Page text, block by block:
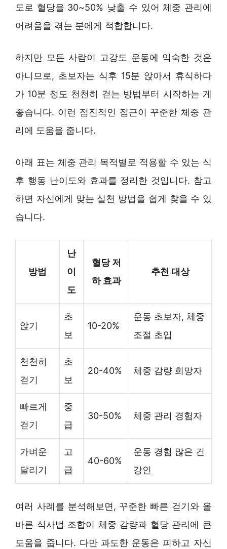
도로 혈당을 30~50% 낮출 수 있어 체중 관리에
어려움을 겪는 분에게 적합합니다.
하지만 모든 사람이 고강도 운동에 익숙한 것은
아니므로, 초보자는 식후 15분 앉아서 휴식하다
가 10분 정도 천천히 걷는 방법부터 시작하는 게
좋습니다. 이런 점진적인 접근이 꾸준한 체중 관
리에 도움을 줍니다.
아래 표는 체중 관리 목적별로 적용할 수 있는 식
후 행동 난이도와 효과를 정리한 것입니다. 참고
하면 자신에게 맞는 실천 방법을 쉽게 찾을 수 있
습니다.
방법
난
이
도
혈당 저
하 효과
추천 대상
앉기
초
보
10-20%
운동 초보자, 체중
조절 초입
천천히
걷기
초
보
20-40% 체중 감량 희망자
빠르게
걷기
중
급
30-50% 체중 관리 경험자
가벼운
달리기
고
급
40-60%
운동 경험 많은 건
강인
여러 사례를 분석해보면, 꾸준한 빠른 걷기와 올
바른 식사법 조합이 체중 감량과 혈당 관리에 큰
도움을 줍니다. 다만 과도한 운동은 피하고 자신